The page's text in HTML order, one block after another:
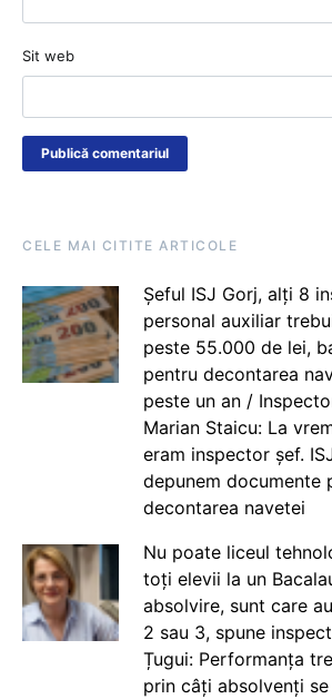
Sit web
CELE MAI CITITE ARTICOLE
Șeful ISJ Gorj, alți 8
personal auxiliar
peste 55.000 de lei,
pentru decontarea
peste un an /
Marian Staicu: La
eram inspector șef.
depunem documente
decontarea navetei
Nu poate liceul
toți elevii la un
absolvire, sunt care
2 sau 3, spune
Țugui: Performanța
prin câți absolvenți se